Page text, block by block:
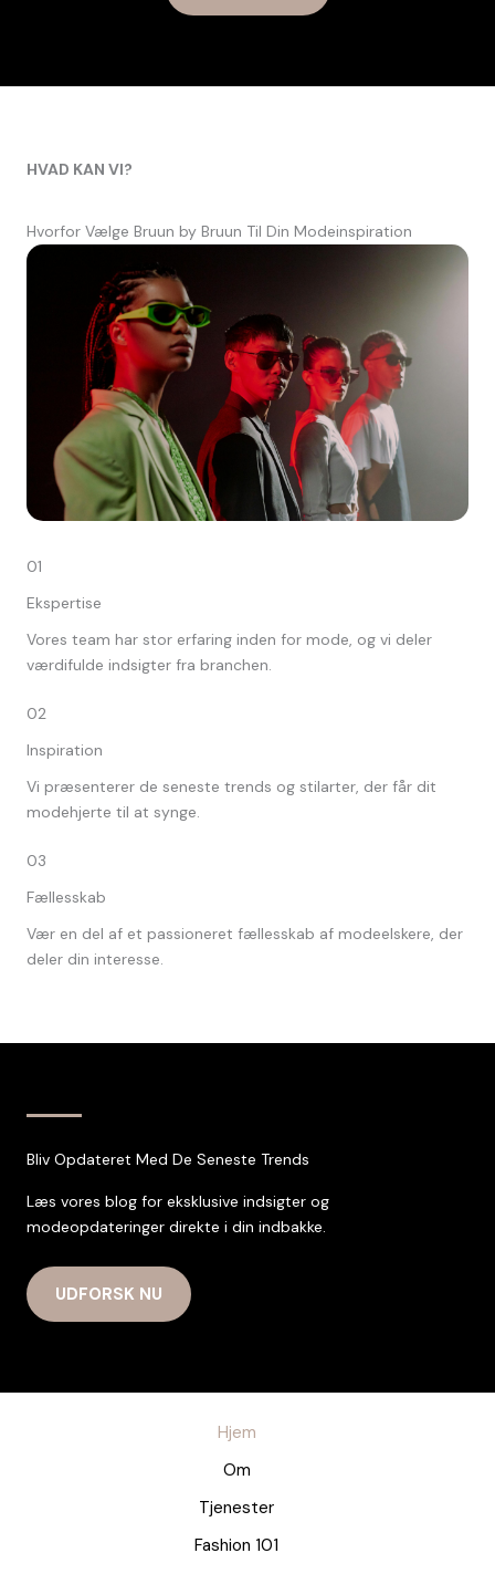
HVAD KAN VI?
Hvorfor Vælge Bruun by Bruun Til Din Modeinspiration
01
Ekspertise
Vores team har stor erfaring inden for mode, og vi deler
værdifulde indsigter fra branchen.
02
Inspiration
Vi præsenterer de seneste trends og stilarter, der får dit
modehjerte til at synge.
03
Fællesskab
Vær en del af et passioneret fællesskab af modeelskere, der
deler din interesse.
Bliv Opdateret Med De Seneste Trends
Læs vores blog for eksklusive indsigter og
modeopdateringer direkte i din indbakke.
UDFORSK NU
Hjem
Om
Tjenester
Fashion 101